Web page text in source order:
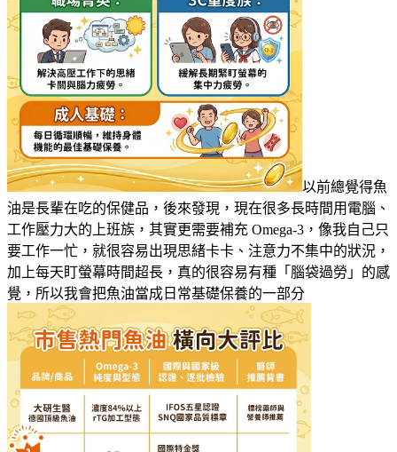
以前總覺得魚
油是長輩在吃的保健品，後來發現，現在很多長時間用電腦、
工作壓力大的上班族，其實更需要補充 Omega-3，像我自己只
要工作一忙，就很容易出現思緒卡卡、注意力不集中的狀況，
加上每天盯螢幕時間超長，真的很容易有種「腦袋過勞」的感
覺，所以我會把魚油當成日常基礎保養的一部分